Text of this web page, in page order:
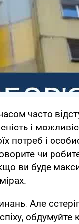
часто
і
потреб і
чи
ви буде
Але